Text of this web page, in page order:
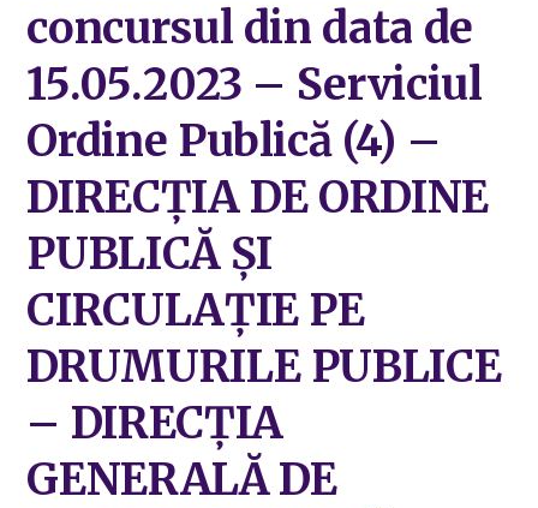
concursul din data de
15.05.2023 – Serviciul
Ordine Publică (4) –
DIRECȚIA DE ORDINE
PUBLICĂ ȘI
CIRCULAȚIE PE
DRUMURILE PUBLICE
– DIRECȚIA
GENERALĂ DE